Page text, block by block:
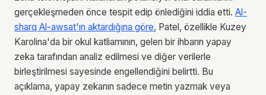
gerçekleşmeden önce tespit edip önlediğini iddia etti. Al-
sharq Al-awsat'ın aktardığına göre, Patel, özellikle Kuzey
Karolina'da bir okul katliamının, gelen bir ihbarın yapay
zeka tarafından analiz edilmesi ve diğer verilerle
birleştirilmesi sayesinde engellendiğini belirtti. Bu
açıklama, yapay zekanın sadece metin yazmak veya